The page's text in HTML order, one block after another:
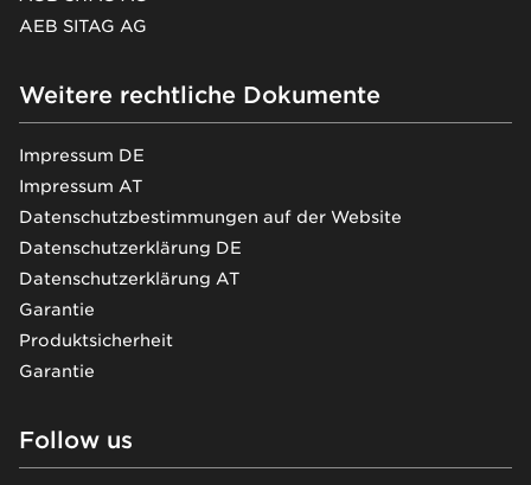
AEB SITAG AG
Weitere rechtliche Dokumente
Impressum DE
Impressum AT
Datenschutzbestimmungen auf der Website
Datenschutzerklärung DE
Datenschutzerklärung AT
Garantie
Produktsicherheit
Garantie
Follow us